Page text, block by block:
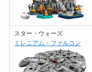
スター・ウォーズ
ミレニアム・ファルコン